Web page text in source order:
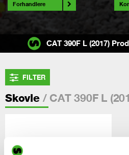
Forhandlere
FILTER
Skovle/ CAT 390F L
CAT 390F L (2017)